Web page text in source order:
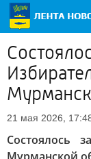
21 мая 2026,
Состоялось